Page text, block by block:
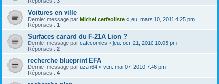
Voitures en ville
Dernier message par Michel cerfvoliste « jeu. mars 10, 2011 4:25 pm
Réponses : 1
Surfaces canard du F-21A Lion ?
Dernier message par cafecomics « jeu. oct. 21, 2010 10:03 pm
Réponses : 2
recherche blueprint EFA
Dernier message par uzan64 « ven. mai 07, 2010 7:46 pm
Réponses : 4